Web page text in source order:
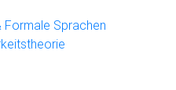
Formale Sprachen